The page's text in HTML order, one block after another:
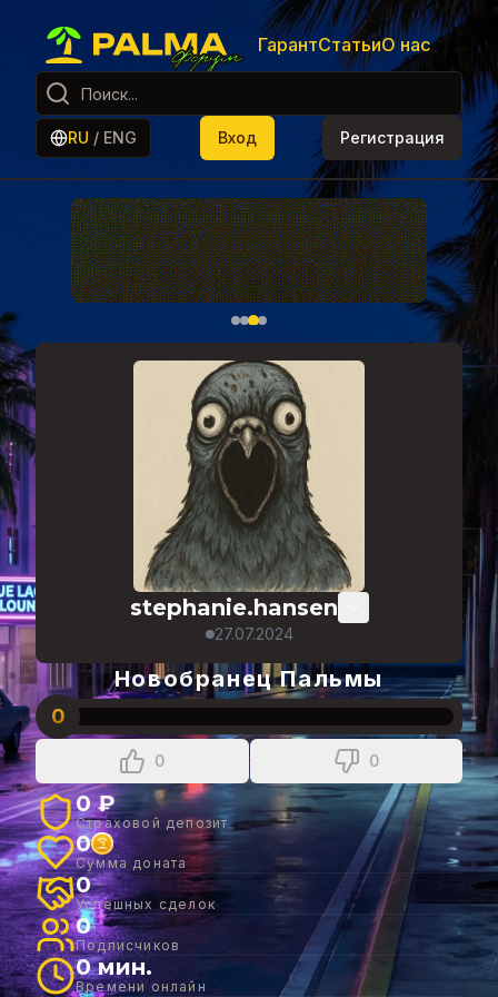
ГарантСтатьиО нас
RU / ENG Вход Регистрация
stephanie.hansen
27.07.2024
Новобранец Пальмы
0
0 0
0 ₽
Страховой депозит
0
Сумма доната
0
Успешных сделок
0
Подписчиков
0 мин.
Времени онлайн